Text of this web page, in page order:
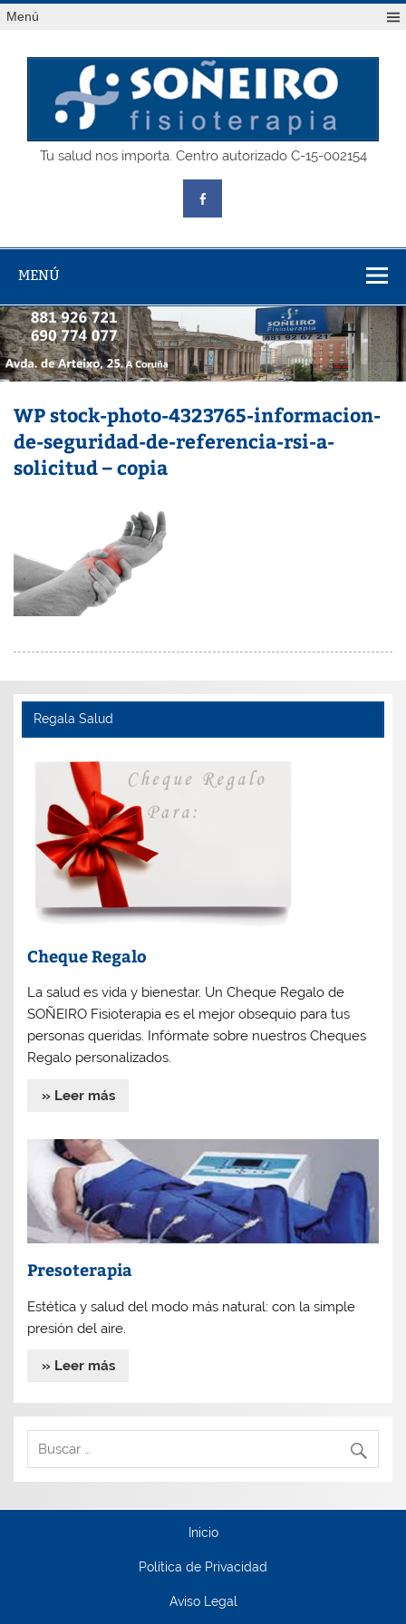
Saltar
alMenú
SOÑEIRO
Tu salud nos importa. Centro autorizado C-15-002154
MENÚ
WP stock-photo-4323765-informacion-
de-seguridad-de-referencia-rsi-a-
solicitud – copia
Regala Salud
Cheque Regalo
La salud es vida y bienestar. Un Cheque Regalo de
SOÑEIRO Fisioterapia es el mejor obsequio para tus
personas queridas. Infórmate sobre nuestros Cheques
Regalo personalizados.
» Leer más
Presoterapia
Estética y salud del modo más natural: con la simple
presión del aire.
» Leer más
Inicio
Política de Privacidad
Aviso Legal